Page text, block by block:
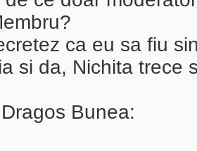
ca eu sa fiu
si da, Nichita trece
Bunea: